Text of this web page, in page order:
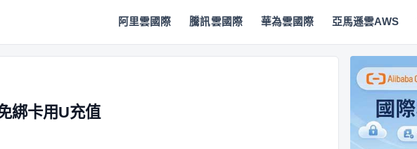
阿里雲國際 騰訊雲國際 華為雲國際 亞馬遜雲AWS
綁卡用U充值